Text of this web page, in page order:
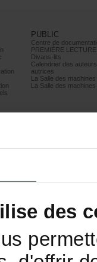
PUBLIC
PREMIÈRELECTURE
Divans-lits
autrices